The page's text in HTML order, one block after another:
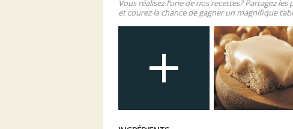
Vous réalisez l’une de nos recettes? Partagez
et courez la chance de gagner un magnifique